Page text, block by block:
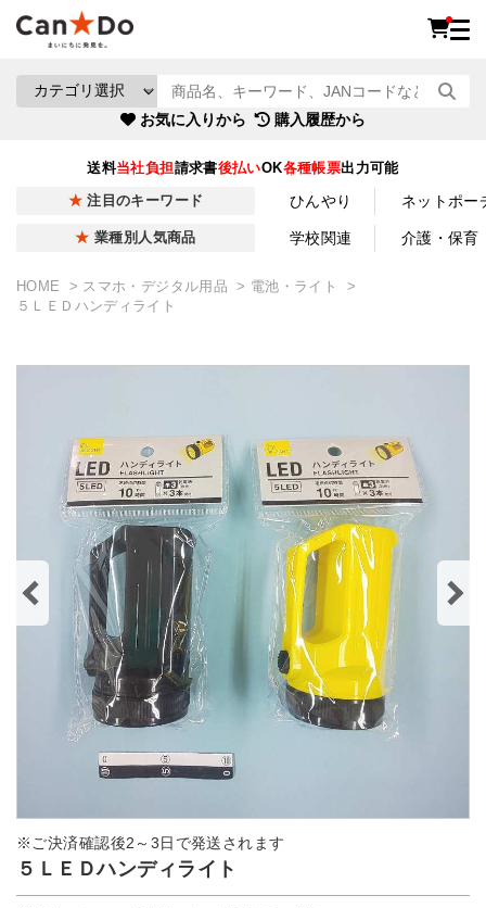
お気に入りから 購入履歴から
送料当社負担請求書後払いOK各種帳票出力可能
注目のキーワード ひんやり ネットポー
業種別人気商品 学校関連 介護・保育
HOME スマホ・デジタル用品
電池・ライト
５ＬＥＤハンディライト
※ご決済確認後2～3日で発送されます
５ＬＥＤハンディライト